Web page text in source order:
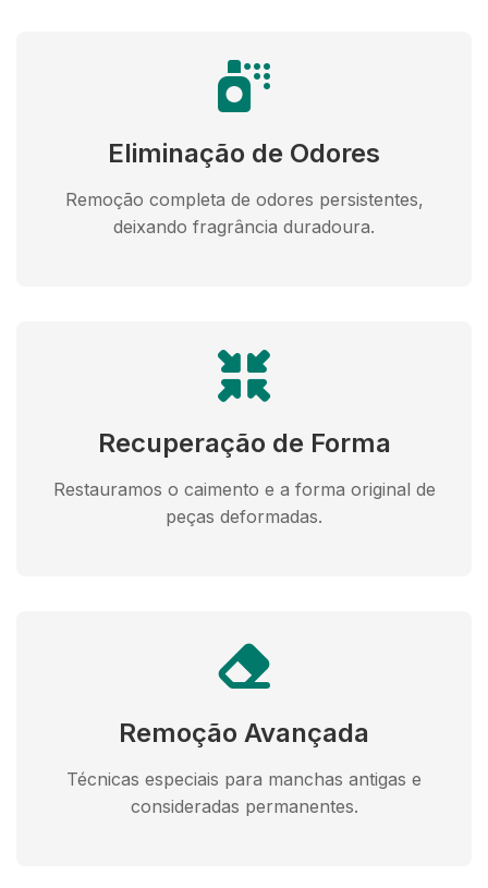
Eliminação de Odores
Remoção completa de odores persistentes,
deixando fragrância duradoura.
Recuperação de Forma
Restauramos o caimento e a forma original de
peças deformadas.
Remoção Avançada
Técnicas especiais para manchas antigas e
consideradas permanentes.